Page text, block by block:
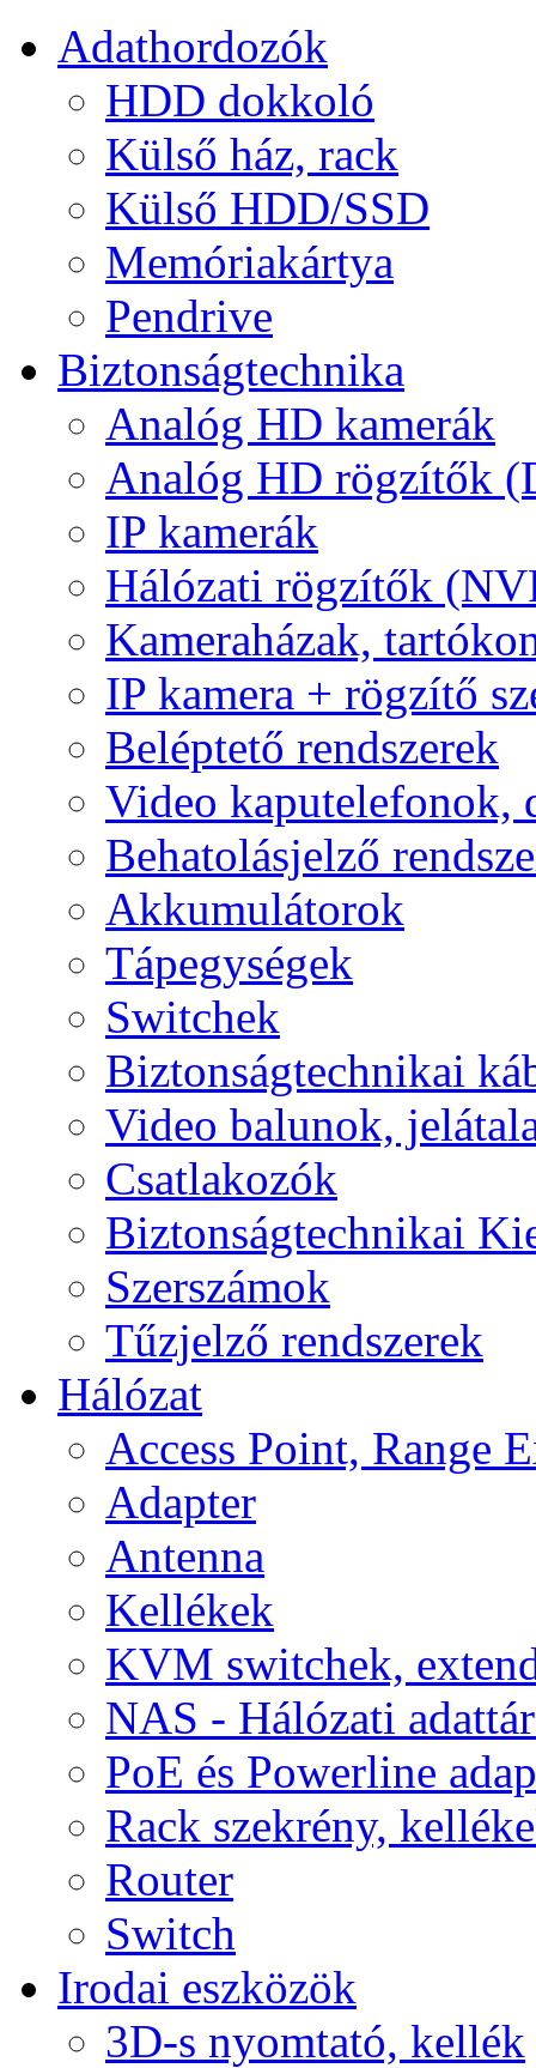
Adathordozók
HDD dokkoló
Külső ház, rack
Külső HDD/SSD
Memóriakártya
Pendrive
Biztonságtechnika
Analóg HD kamerák
Analóg HD rögzítők
IP kamerák
Hálózati rögzítők
Kameraházak,
IP kamera + rögzítő
Beléptető rendszerek
Video kaputelefonok,
Behatolásjelző
Akkumulátorok
Tápegységek
Switchek
Biztonságtechnikai
Video balunok,
Csatlakozók
Biztonságtechnikai
Szerszámok
Tűzjelző rendszerek
Hálózat
Access Point, Range
Adapter
Antenna
Kellékek
KVM switchek,
NAS - Hálózati
PoE és Powerline
Rack szekrény,
Router
Switch
Irodai eszközök
3D-s nyomtató, kellék